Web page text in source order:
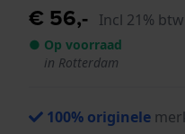
€ 56,- Incl 21% btw
● Op voorraad
in Rotterdam
100% originele